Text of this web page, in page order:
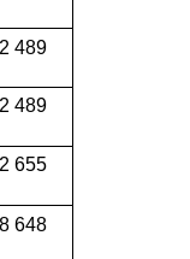
489
489
655
648